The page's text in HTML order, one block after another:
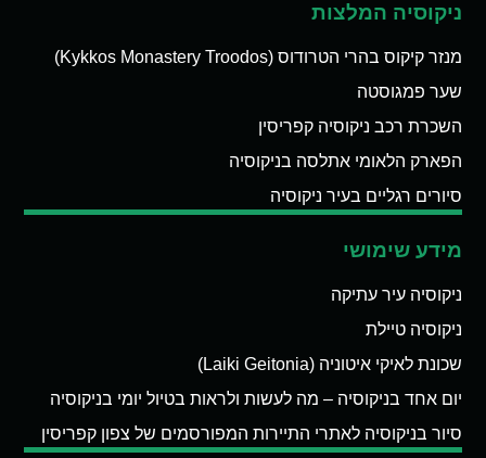
ניקוסיה המלצות
מנזר קיקוס בהרי הטרודוס (Kykkos Monastery Troodos)
שער פמגוסטה
השכרת רכב ניקוסיה קפריסין
הפארק הלאומי אתלסה בניקוסיה
סיורים רגליים בעיר ניקוסיה
מידע שימושי
ניקוסיה עיר עתיקה
ניקוסיה טיילת
שכונת לאיקי איטוניה (Laiki Geitonia)
יום אחד בניקוסיה – מה לעשות ולראות בטיול יומי בניקוסיה
סיור בניקוסיה לאתרי התיירות המפורסמים של צפון קפריסין